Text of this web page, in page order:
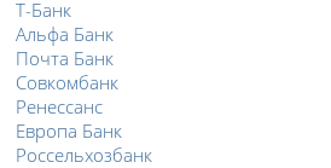
Т-Банк
Альфа Банк
Почта Банк
Совкомбанк
Ренессанс
Европа Банк
Россельхозбанк